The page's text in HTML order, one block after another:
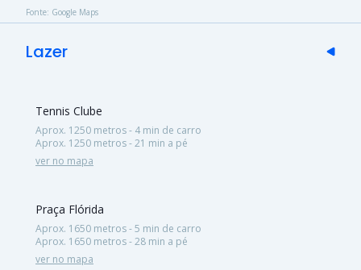
Fonte: Google Maps
Lazer
Tennis Clube
Aprox. 1250 metros - 4 min de carro
Aprox. 1250 metros - 21 min a pé
ver no mapa
Praça Flórida
Aprox. 1650 metros - 5 min de carro
Aprox. 1650 metros - 28 min a pé
ver no mapa